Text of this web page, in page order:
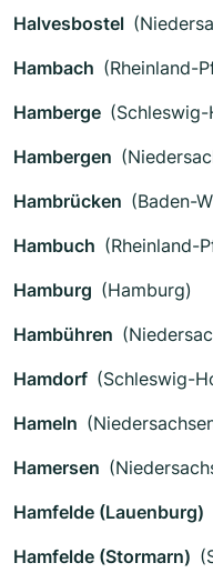
Halvesbostel
Hambach (Rheinland-
Hamberge (Schleswig-
Hambergen
Hambrücken (Baden-
Hambuch (Rheinland-
Hamburg (Hamburg)
Hambühren
Hamdorf (Schleswig-
Hameln
Hamersen
Hamfelde (Lauenburg)
Hamfelde (Stormarn)